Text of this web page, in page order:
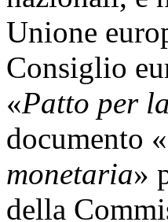
Unione
Consiglio
«Patto per
documento «
monetaria»
della